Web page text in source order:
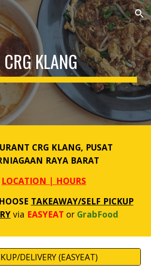
Skip to navigation
CRG KLANG
CRG KLANG, PUSAT
RAYA BARAT
LOCATION | HOURS
TAKEAWAY/SELF PICKUP
via EASYEAT or GrabFood
DELIVERY (EASYEAT)